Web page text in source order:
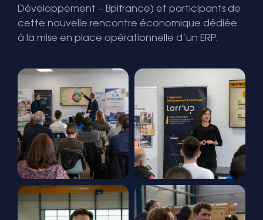
Développement – Bpifrance) et participants de
cette nouvelle rencontre économique dédiée
à la mise en place opérationnelle d’un ERP.